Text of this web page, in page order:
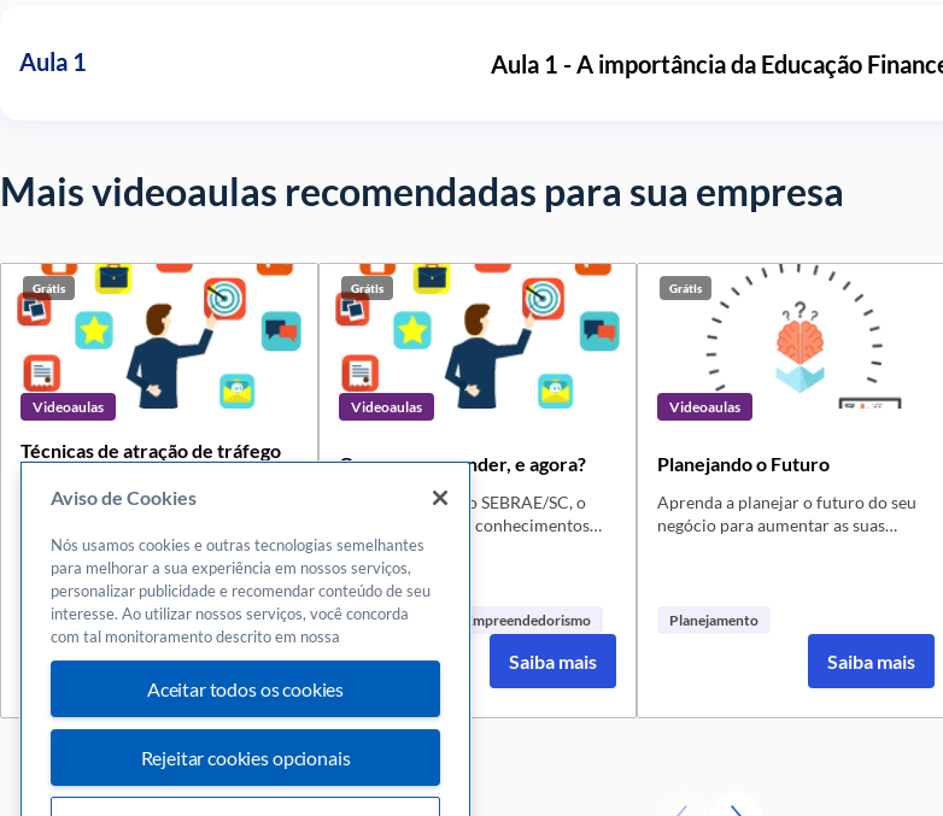
Aula 1 Aula 1 - A importância da Educação
Mais videoaulas recomendadas para sua empresa
Grátis
Videoaulas
Técnicas de atração de tráfego
Aprenda técnicas para aumentar as
oportunidades para o seu negócio.
Inovação Planejamento +1
Saiba mais
Grátis
Videoaulas
Quero empreender, e agora?
Desenvolvido pelo SEBRAE/SC, o
curso amplia seus conhecimentos
sobre empreendedorismo,
modelagem de negócio,
planejamento e tributação, tudo para
você saber se a sua ideia de negócio é
ou não viável para a abertura de
empresa.
Planejamento Empreendedorismo
Saiba mais
Grátis
Videoaulas
Planejando o Futuro
Aprenda a planejar o futuro do seu
negócio para aumentar as suas
Planejamento
Saiba mais
Aviso de Cookies
Nós usamos cookies e outras tecnologias semelhantes
para melhorar a sua experiência em nossos serviços,
personalizar publicidade e recomendar conteúdo de seu
interesse. Ao utilizar nossos serviços, você concorda
com tal monitoramento descrito em nossa
Aceitar todos os cookies
Rejeitar cookies opcionais